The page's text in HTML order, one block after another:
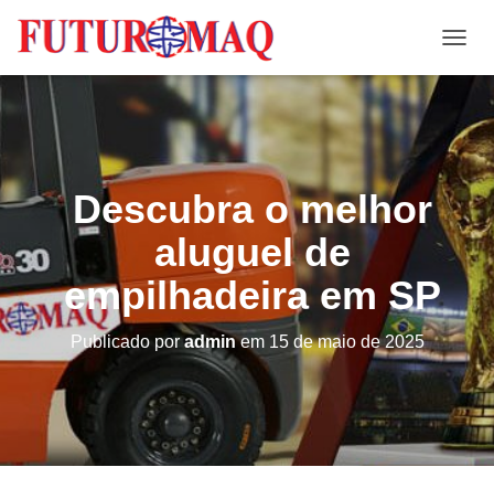
L
R
N
A
R
N
A
V
G
A
Ç
Ã
O
Descubra o melhor
aluguel de
empilhadeira em SP
Publicado poradminem 15 de maio de 2025